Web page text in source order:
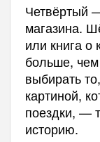
Четвёртый
магазина.
или книга о
больше,
выбирать
картиной,
поездки, —
историю.